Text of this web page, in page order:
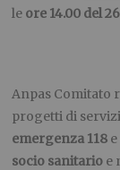
le ore 14.00 del
Anpas Comitato
progetti di
emergenza 118
socio sanitario e